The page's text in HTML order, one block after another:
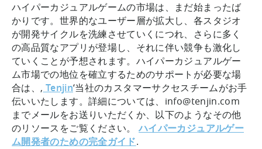
ハイパーカジュアルゲームの市場は、まだ始まったば
かりです。世界的なユーザー層が拡大し、各スタジオ
が開発サイクルを洗練させていくにつれ、さらに多く
の高品質なアプリが登場し、それに伴い競争も激化し
ていくことが予想されます。ハイパーカジュアルゲー
ム市場での地位を確立するためのサポートが必要な場
合は、, Tenjin‘当社のカスタマーサクセスチームがお手
伝いいたします。詳細については、info@tenjin.com
までメールをお送りいただくか、以下のようなその他
のリソースをご覧ください。ハイパーカジュアルゲー
ム開発者のための完全ガイド.